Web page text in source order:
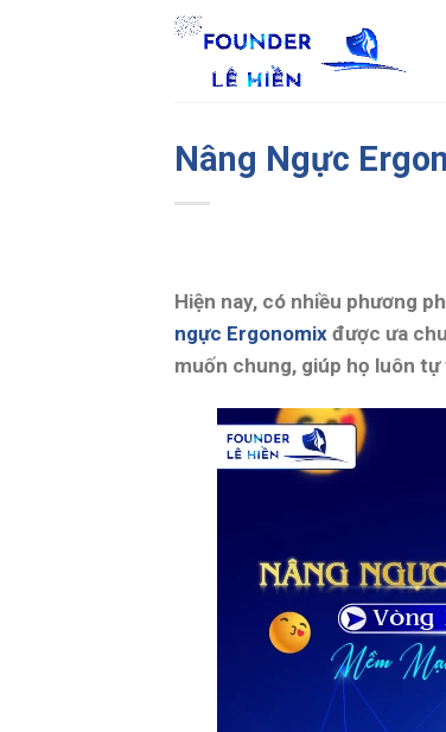
Nâng Ngực
Hiện nay, có nhiều phương
ngực Ergonomix được ưa
muốn chung, giúp họ luôn